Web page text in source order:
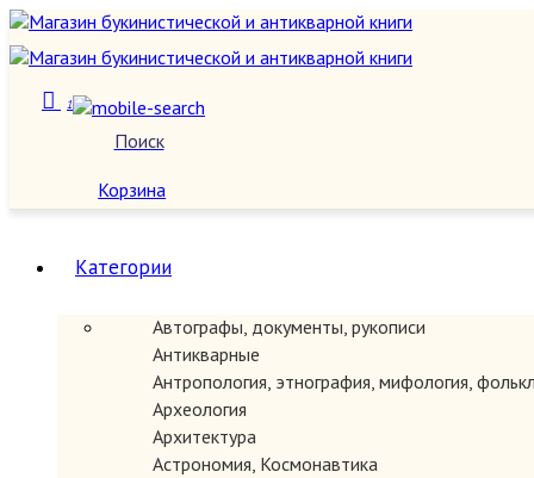
Поиск
1
Корзина
Категории
Автографы, документы, рукописи
Антикварные
Антропология, этнография, мифология,
Археология
Архитектура
Астрономия, Космонавтика